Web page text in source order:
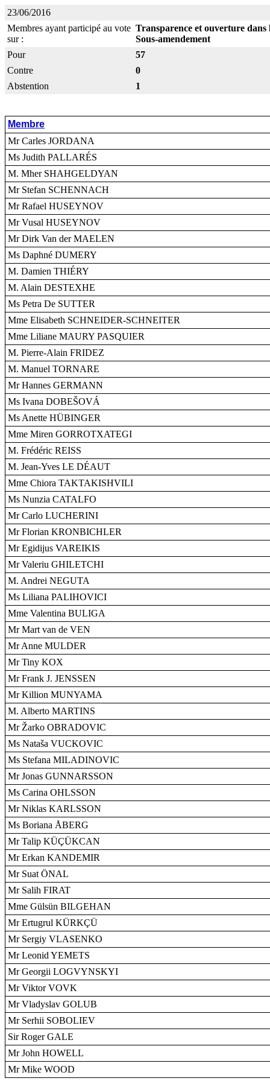
23/06/2016
Membres ayant participé au vote
sur :
Transparence et ouverture dans
Sous-amendement
Pour
57
Contre
0
Abstention
1
Membre
Mr Carles JORDANA
Ms Judith PALLARÉS
M. Mher SHAHGELDYAN
Mr Stefan SCHENNACH
Mr Rafael HUSEYNOV
Mr Vusal HUSEYNOV
Mr Dirk Van der MAELEN
Ms Daphné DUMERY
M. Damien THIÉRY
M. Alain DESTEXHE
Ms Petra De SUTTER
Mme Elisabeth SCHNEIDER-SCHNEITER
Mme Liliane MAURY PASQUIER
M. Pierre-Alain FRIDEZ
M. Manuel TORNARE
Mr Hannes GERMANN
Ms Ivana DOBEŠOVÁ
Ms Anette HÜBINGER
Mme Miren GORROTXATEGI
M. Frédéric REISS
M. Jean-Yves LE DÉAUT
Mme Chiora TAKTAKISHVILI
Ms Nunzia CATALFO
Mr Carlo LUCHERINI
Mr Florian KRONBICHLER
Mr Egidijus VAREIKIS
Mr Valeriu GHILETCHI
M. Andrei NEGUTA
Ms Liliana PALIHOVICI
Mme Valentina BULIGA
Mr Mart van de VEN
Mr Anne MULDER
Mr Tiny KOX
Mr Frank J. JENSSEN
Mr Killion MUNYAMA
M. Alberto MARTINS
Mr Žarko OBRADOVIC
Ms Nataša VUCKOVIC
Ms Stefana MILADINOVIC
Mr Jonas GUNNARSSON
Ms Carina OHLSSON
Mr Niklas KARLSSON
Ms Boriana ÅBERG
Mr Talip KÜÇÜKCAN
Mr Erkan KANDEMIR
Mr Suat ÖNAL
Mr Salih FIRAT
Mme Gülsün BILGEHAN
Mr Ertugrul KÜRKÇÜ
Mr Sergiy VLASENKO
Mr Leonid YEMETS
Mr Georgii LOGVYNSKYI
Mr Viktor VOVK
Mr Vladyslav GOLUB
Mr Serhii SOBOLIEV
Sir Roger GALE
Mr John HOWELL
Mr Mike WOOD